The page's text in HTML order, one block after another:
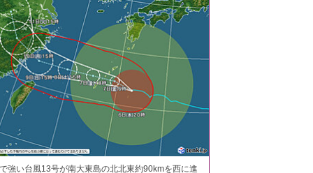
強い台風13号が南大東島の北北東約90kmを西に進